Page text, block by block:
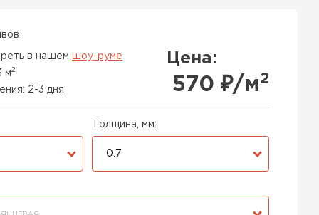
в нашем шоу-руме
м2
2-3 дня
Цена:
570 ₽/м2
Толщина, мм:
0.7